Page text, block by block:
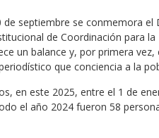
septiembre se conmemora
de Coordinación para
un balance y, por primera
que conciencia a la
en este 2025, entre el 1 de
el año 2024 fueron 58